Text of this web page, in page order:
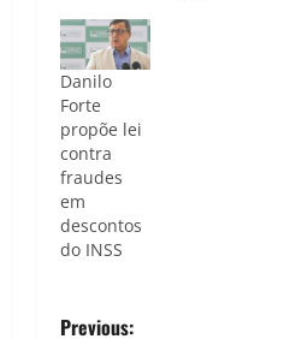
Danilo
Forte
propõe lei
contra
fraudes
em
descontos
do INSS
Previous: